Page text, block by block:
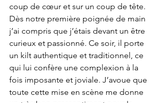
coup de cœur et sur un coup de tête.
Dès notre première poignée de main
j’ai compris que j’étais devant un être
curieux et passionné. Ce soir, il porte
un kilt authentique et traditionnel, ce
qui lui confère une complexion à la
fois imposante et joviale. J’avoue que
toute cette mise en scène me donne